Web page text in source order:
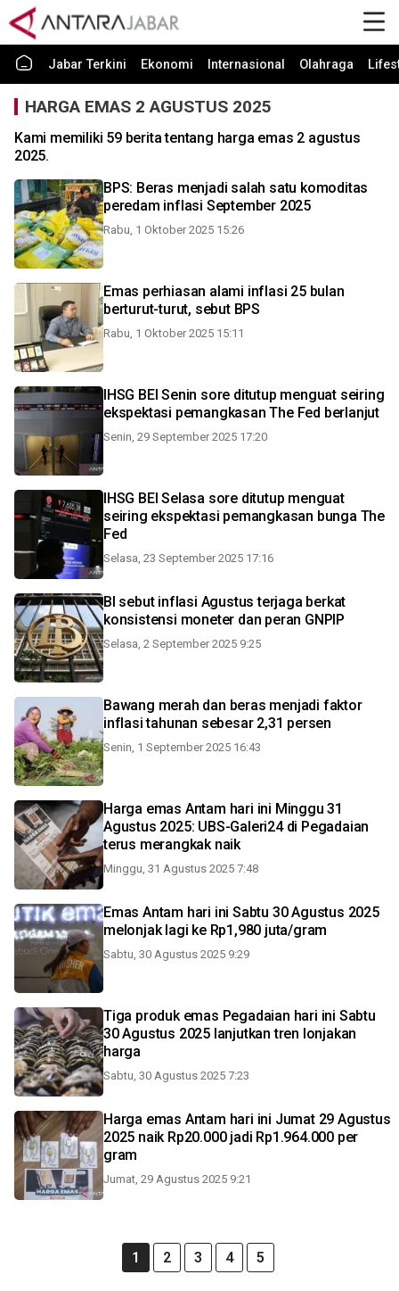
Jabar Terkini Ekonomi Internasional Olahraga
HARGA EMAS 2 AGUSTUS 2025
Kami memiliki 59 berita tentang harga emas 2 agustus
2025.
BPS: Beras menjadi salah satu komoditas
peredam inflasi September 2025
Rabu, 1 Oktober 2025 15:26
Emas perhiasan alami inflasi 25 bulan
berturut-turut, sebut BPS
Rabu, 1 Oktober 2025 15:11
IHSG BEI Senin sore ditutup menguat seiring
ekspektasi pemangkasan The Fed berlanjut
Senin, 29 September 2025 17:20
IHSG BEI Selasa sore ditutup menguat
seiring ekspektasi pemangkasan bunga The
Fed
Selasa, 23 September 2025 17:16
BI sebut inflasi Agustus terjaga berkat
konsistensi moneter dan peran GNPIP
Selasa, 2 September 2025 9:25
Bawang merah dan beras menjadi faktor
inflasi tahunan sebesar 2,31 persen
Senin, 1 September 2025 16:43
Harga emas Antam hari ini Minggu 31
Agustus 2025: UBS-Galeri24 di Pegadaian
terus merangkak naik
Minggu, 31 Agustus 2025 7:48
Emas Antam hari ini Sabtu 30 Agustus 2025
melonjak lagi ke Rp1,980 juta/gram
Sabtu, 30 Agustus 2025 9:29
Tiga produk emas Pegadaian hari ini Sabtu
30 Agustus 2025 lanjutkan tren lonjakan
harga
Sabtu, 30 Agustus 2025 7:23
Harga emas Antam hari ini Jumat 29 Agustus
2025 naik Rp20.000 jadi Rp1.964.000 per
gram
Jumat, 29 Agustus 2025 9:21
1 2 3 4 5